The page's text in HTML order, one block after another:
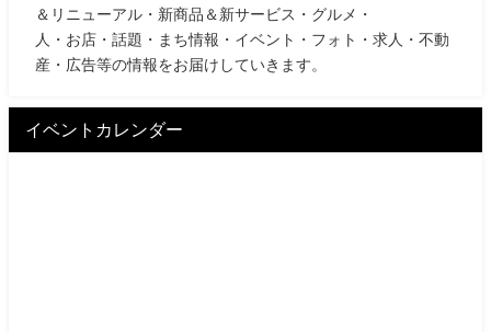
＆リニューアル・新商品＆新サービス・グルメ・
人・お店・話題・まち情報・イベント・フォト・求人・不動
産・広告等の情報をお届けしていきます。
イベントカレンダー